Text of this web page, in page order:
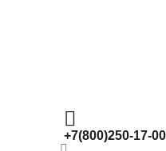
+7(800)250-17-00